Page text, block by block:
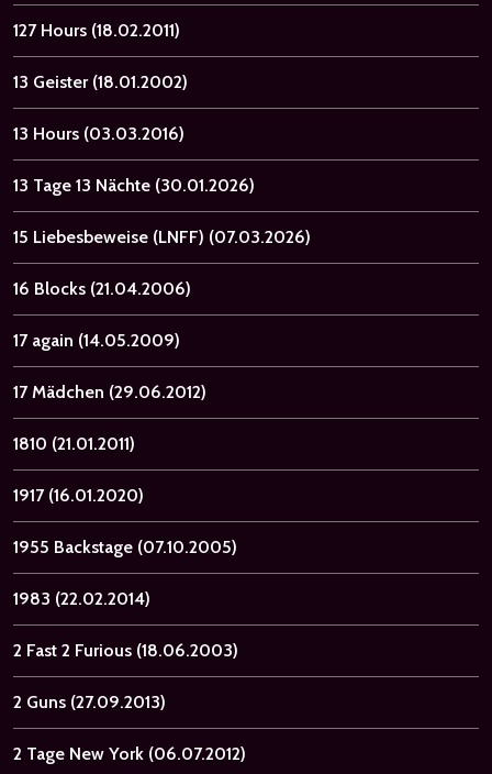
127 Hours (18.02.2011)
13 Geister (18.01.2002)
13 Hours (03.03.2016)
13 Tage 13 Nächte (30.01.2026)
15 Liebesbeweise (LNFF) (07.03.2026)
16 Blocks (21.04.2006)
17 again (14.05.2009)
17 Mädchen (29.06.2012)
1810 (21.01.2011)
1917 (16.01.2020)
1955 Backstage (07.10.2005)
1983 (22.02.2014)
2 Fast 2 Furious (18.06.2003)
2 Guns (27.09.2013)
2 Tage New York (06.07.2012)